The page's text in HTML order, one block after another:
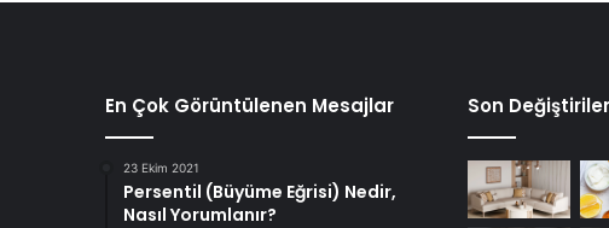
En Çok Görüntülenen Mesajlar
23 Ekim 2021
Persentil (Büyüme Eğrisi) Nedir,
Nasıl Yorumlanır?
Son